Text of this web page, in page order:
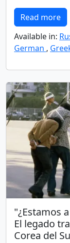
Read more
Available in:
German ,
"¿Estamos
El legado
Corea del